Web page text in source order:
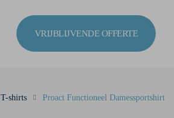
VRIJBLIJVENDE OFFERTE
T-shirts Proact Functioneel Damessportshirt